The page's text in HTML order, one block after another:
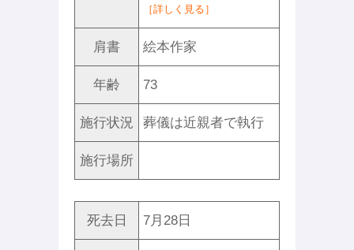
［詳しく見る］
肩書 絵本作家
年齢 73
施行状況 葬儀は近親者で執行
施行場所
死去日 7月28日